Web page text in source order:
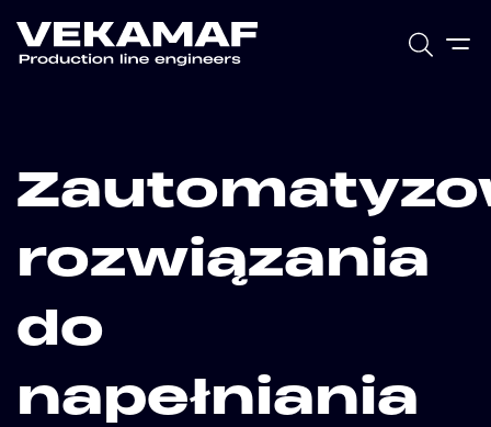
rozwiązania
do
napełniania